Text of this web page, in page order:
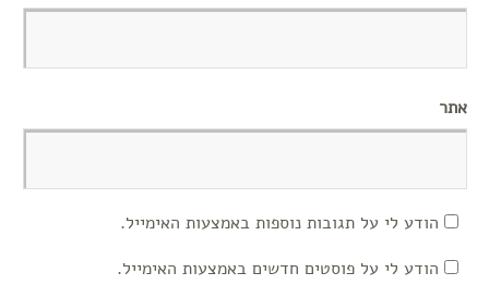
אתר
הודע לי על תגובות נוספות באמצעות האימייל.
הודע לי על פוסטים חדשים באמצעות האימייל.